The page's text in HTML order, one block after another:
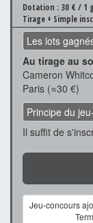
Dotation : 30 € / 1
Tirage + Simple
Les lots
Au tirage au
Cameron
Paris (≈30 €)
Principe du
Il suffit de
Jeu-concours